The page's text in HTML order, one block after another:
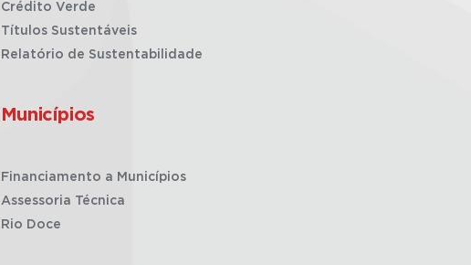
Crédito Verde
Títulos Sustentáveis
Relatório de Sustentabilidade
Municípios
Financiamento a Municípios
Assessoria Técnica
Rio Doce